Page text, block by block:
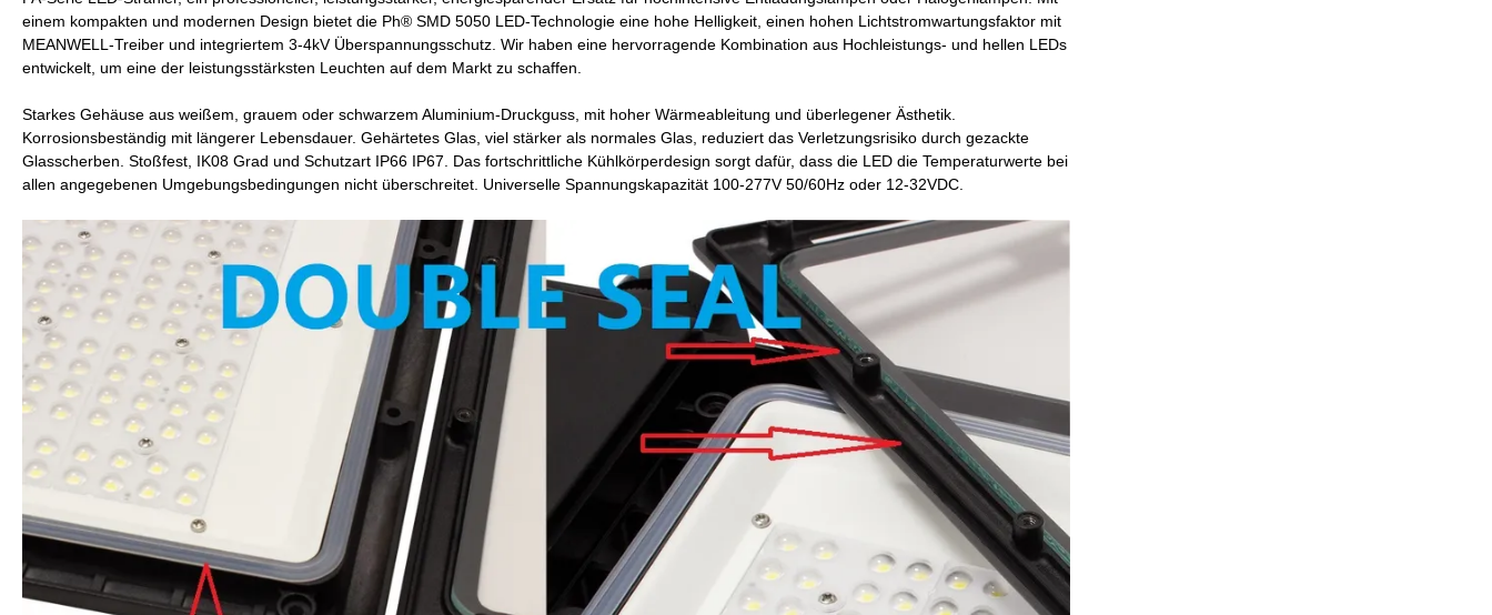
einem kompakten und modernen Design bietet die Ph® SMD 5050 LED-Technologie eine hohe Helligkeit, einen hohen Lichtstromwartungsfaktor mit
MEANWELL-Treiber und integriertem 3-4kV Überspannungsschutz. Wir haben eine hervorragende Kombination aus Hochleistungs- und hellen LEDs
entwickelt, um eine der leistungsstärksten Leuchten auf dem Markt zu schaffen.
Starkes Gehäuse aus weißem, grauem oder schwarzem Aluminium-Druckguss, mit hoher Wärmeableitung und überlegener Ästhetik.
Korrosionsbeständig mit längerer Lebensdauer. Gehärtetes Glas, viel stärker als normales Glas, reduziert das Verletzungsrisiko durch gezackte
Glasscherben. Stoßfest, IK08 Grad und Schutzart IP66 IP67. Das fortschrittliche Kühlkörperdesign sorgt dafür, dass die LED die Temperaturwerte bei
allen angegebenen Umgebungsbedingungen nicht überschreitet. Universelle Spannungskapazität 100-277V 50/60Hz oder 12-32VDC.